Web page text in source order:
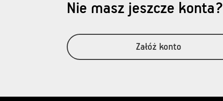
Nie masz jeszcze konta?
Załóż konto